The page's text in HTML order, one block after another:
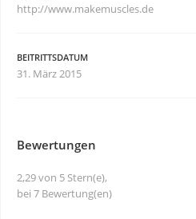
http://www.makemuscles.de
BEITRITTSDATUM
31. März 2015
Bewertungen
2,29 von 5 Stern(e),
bei 7 Bewertung(en)